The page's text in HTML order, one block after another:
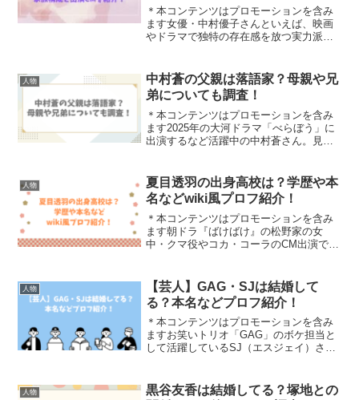
＊本コンテンツはプロモーションを含み
ます女優・中村優子さんといえば、映画
やドラマで独特の存在感を放つ実力派と
んな人？」「子供はいるの？」など気に
なった方も多いのではない...
人物
中村蒼の父親は落語家？母親や兄
弟についても調査！
＊本コンテンツはプロモーションを含み
ます2025年の大河ドラマ「べらぼう」に
出演するなど活躍中の中村蒼さん。見な
は？という事を聞いたので、本当に落語
家なのか、母親や兄弟に...
人物
夏目透羽の出身高校は？学歴や本
名などwiki風プロフ紹介！
＊本コンテンツはプロモーションを含み
ます朝ドラ『ばけばけ』の松野家の女
中・クマ役やコカ・コーラのCM出演で一
は？学歴や本名などwiki風プロフ紹介！」
と題して、学歴やプ...
人物
【芸人】GAG・SJは結婚して
る？本名などプロフ紹介！
＊本コンテンツはプロモーションを含み
ますお笑いトリオ「GAG」のボケ担当と
して活躍しているSJ（エスジェイ）さ
の？」「本名は？」と気になった人も多
人物
黒谷友香は結婚してる？塚地との